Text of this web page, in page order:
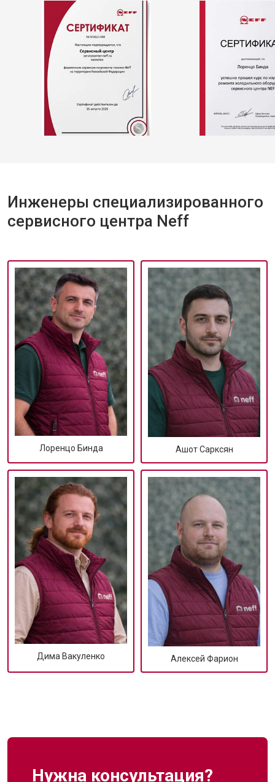
Инженеры специализированного
сервисного центра Neff
Лоренцо Бинда Ашот Сарксян
Дима Вакуленко Алексей Фарион
Нужна консультация?